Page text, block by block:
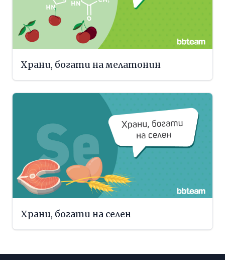
Храни, богати на мелатонин
Храни, богати на селен